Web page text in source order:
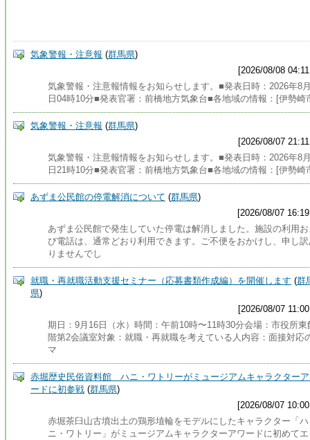
気象警報・注意報 (群馬県)
[2026/08/08
気象警報・注意報情報をお知らせします。■発表日時：2026年8
日04時10分■発表官署：前橋地方気象台■各地域の情報：[伊勢崎
気象警報・注意報 (群馬県)
[2026/08/07
気象警報・注意報情報をお知らせします。■発表日時：2026年8
日21時10分■発表官署：前橋地方気象台■各地域の情報：[伊勢崎
あずま公民館の停電解消について (群馬県)
[2026/08/07
あずま公民館で発生していた停電は解消しました。施設の利用
び電話は、通常どおり利用できます。ご不便をおかけし、申し
りませんでし
就職・再就職活動支援セミナー（応募書類作成編）を開催します (群
県)
[2026/08/07
期日：9月16日（水）時間：午前10時〜11時30分会場：市役所東
階第2会議室対象：就職・再就職を考えている人内容：面接対応
マ
赤堀歴史民俗資料館 ハニ・ワトリーがミュージアムキャラクター
ードに初参戦 (群馬県)
[2026/08/07
赤堀茶臼山古墳出土の鶏形埴輪をモデルにしたキャラクター「ハ
ニ・ワトリー」がミュージアムキャラクターアワードに初めて